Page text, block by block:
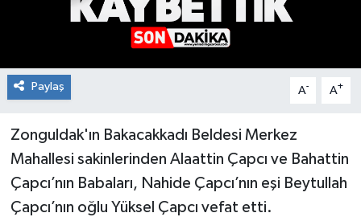
Paylaş A- A+
Zonguldak'ın Bakacakkadı Beldesi Merkez
Mahallesi sakinlerinden Alaattin Çapcı ve Bahattin
Çapcı’nın Babaları, Nahide Çapcı’nın eşi Beytullah
Çapcı’nın oğlu Yüksel Çapcı vefat etti.